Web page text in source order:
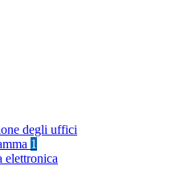
degli uffici
1
elettronica